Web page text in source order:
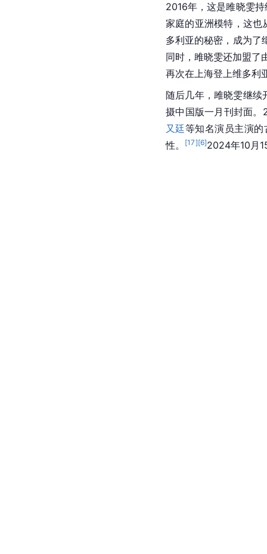
2016年，这是雎晓雯
家庭的亚洲模特，这也
多利亚的秘密，成为了
同时，雎晓雯还加盟了
再次在上海登上维多利
随后几年，雎晓雯继续
摄中国版一月刊封面
又廷等知名演员主演
性。
[17][6]2024年10月